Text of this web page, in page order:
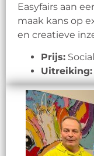
Easyfairs aan
maak kans op
en creatieve
Prijs:
Uitreiking: